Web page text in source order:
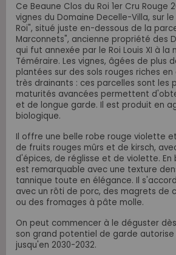
Ce Beaune Clos du Roi 1er Cru Rouge
vignes du Domaine Decelle-Villa, sur
Roi", situé juste en-dessous de la
Marconnets", ancienne propriété des
qui fut annexée par le Roi Louis XI à la
Téméraire. Les vignes, âgées de plus
plantées sur des sols rouges riches
très drainants : ces parcelles sont les
maturités avancées permettent
et de longue garde. Il est produit en
biologique.
Il offre une belle robe rouge violette
de fruits rouges mûrs et de kirsch,
d'épices, de réglisse et de violette. En
est remarquable avec une texture
tannique toute en élégance. Il
avec un rôti de porc, des magrets de
ou des fromages à pâte molle.
On peut commencer à le déguster
son grand potentiel de garde
jusqu'en 2030-2032.